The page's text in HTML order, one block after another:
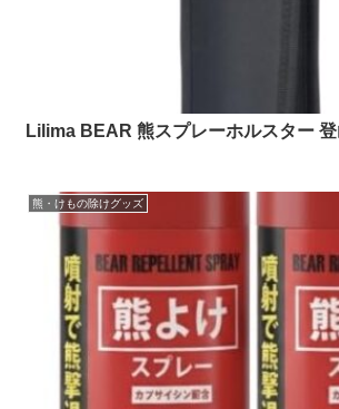
Lilima BEAR 熊スプレーホルスター 登
熊・けもの除けグッズ